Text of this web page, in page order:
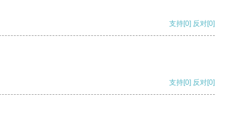
支持[0] 反对[0]
支持[0] 反对[0]